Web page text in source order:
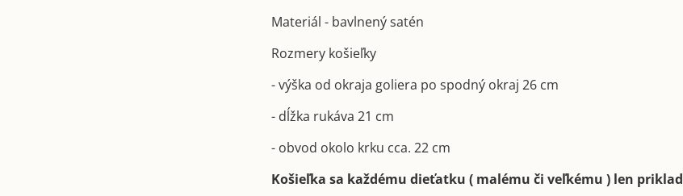
Materiál - bavlnený satén
Rozmery košieľky
- výška od okraja goliera po spodný okraj 26 cm
- dĺžka rukáva 21 cm
- obvod okolo krku cca. 22 cm
Košieľka sa každému dieťatku ( malému či veľkému ) len